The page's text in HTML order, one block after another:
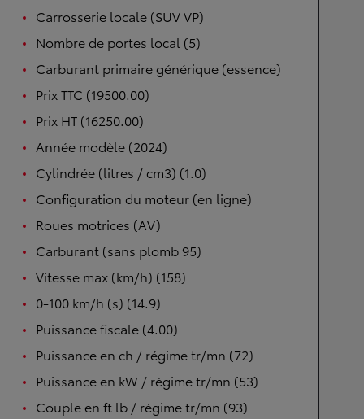
Carrosserie locale (SUV VP)
Nombre de portes local (5)
Carburant primaire générique (essence)
Prix TTC (19500.00)
Prix HT (16250.00)
Année modèle (2024)
Cylindrée (litres / cm3) (1.0)
Configuration du moteur (en ligne)
Roues motrices (AV)
Carburant (sans plomb 95)
Vitesse max (km/h) (158)
0-100 km/h (s) (14.9)
Puissance fiscale (4.00)
Puissance en ch / régime tr/mn (72)
Puissance en kW / régime tr/mn (53)
Couple en ft lb / régime tr/mn (93)